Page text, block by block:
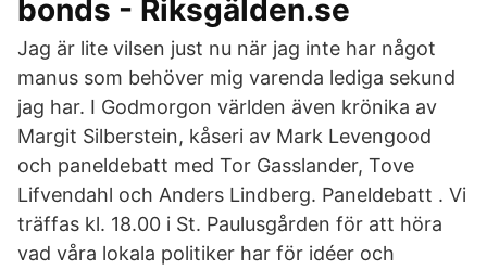
bonds - Riksgälden.se
Jag är lite vilsen just nu när jag inte har något
manus som behöver mig varenda lediga sekund
jag har. I Godmorgon världen även krönika av
Margit Silberstein, kåseri av Mark Levengood
och paneldebatt med Tor Gasslander, Tove
Lifvendahl och Anders Lindberg. Paneldebatt . Vi
träffas kl. 18.00 i St. Paulusgården för att höra
vad våra lokala politiker har för idéer och